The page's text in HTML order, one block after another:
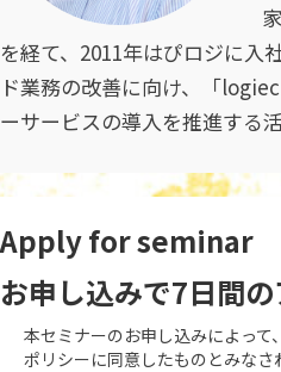
を経て、2011年はぴロジに入
ド業務の改善に向け、「
ーサービスの導入を推進する活
Apply for seminar
お申し込みで7日間
本セミナーのお申し込みによっ
ポリシーに同意したものとみなさ